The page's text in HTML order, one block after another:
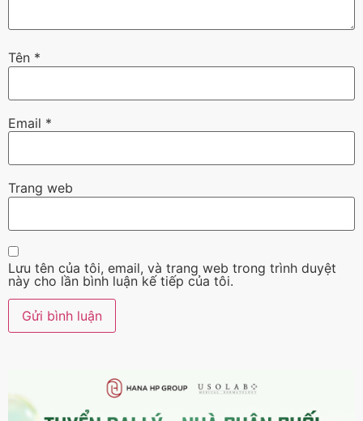
Tên *
Email *
Trang web
Lưu tên của tôi, email, và trang web trong trình duyệt
này cho lần bình luận kế tiếp của tôi.